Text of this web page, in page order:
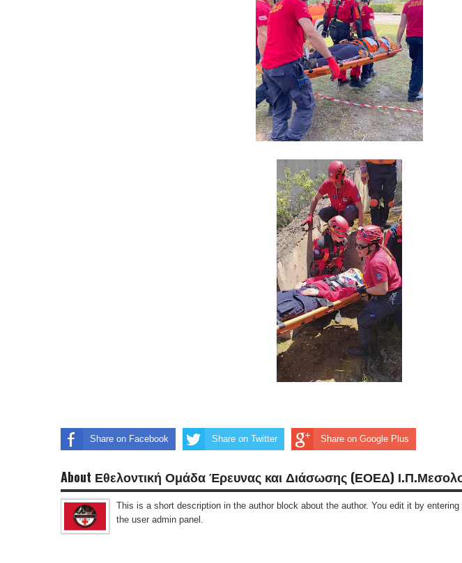
Share on Facebook Share on Twitter Share on Google Plus
About Εθελοντική Ομάδα Έρευνας και Διάσωσης (ΕΟΕΔ)
This is a short description in the author block about the author. You edit it by
the user admin panel.